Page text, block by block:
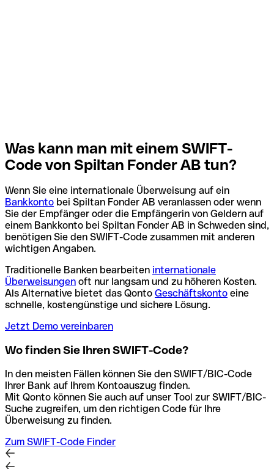
Was kann man mit einem SWIFT-
Code von Spiltan Fonder AB tun?
Wenn Sie eine internationale Überweisung auf ein
Bankkonto bei Spiltan Fonder AB veranlassen oder wenn
Sie der Empfänger oder die Empfängerin von Geldern auf
einem Bankkonto bei Spiltan Fonder AB in Schweden sind,
benötigen Sie den SWIFT-Code zusammen mit anderen
wichtigen Angaben.
Traditionelle Banken bearbeiten internationale
Überweisungen oft nur langsam und zu höheren Kosten.
Als Alternative bietet das Qonto Geschäftskonto eine
schnelle, kostengünstige und sichere Lösung.
Jetzt Demo vereinbaren
Wo finden Sie Ihren SWIFT-Code?
In den meisten Fällen können Sie den SWIFT/BIC-Code
Ihrer Bank auf Ihrem Kontoauszug finden.
Mit Qonto können Sie auch auf unser Tool zur SWIFT/BIC-
Suche zugreifen, um den richtigen Code für Ihre
Überweisung zu finden.
Zum SWIFT-Code Finder